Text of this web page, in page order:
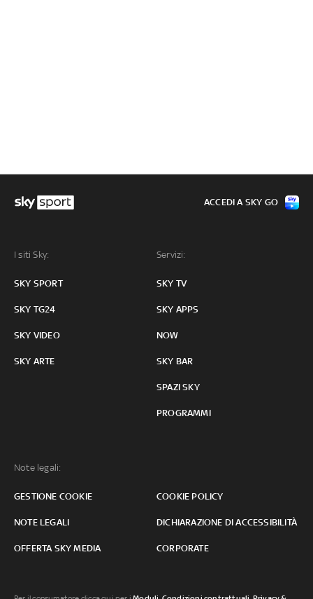
I siti Sky:
SKY SPORT
SKY TG24
SKY VIDEO
SKY ARTE
Servizi:
SKY TV
SKY APPS
NOW
SKY BAR
SPAZI SKY
PROGRAMMI
Note legali:
GESTIONE COOKIE COOKIE POLICY
NOTE LEGALI DICHIARAZIONE DI ACCESSIBILITÀ
OFFERTA SKY MEDIA CORPORATE
ACCEDI A SKY GO